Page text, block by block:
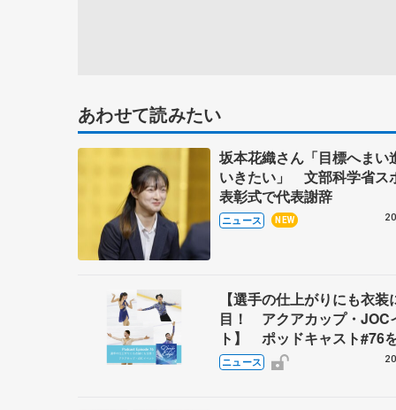
あわせて読みたい
坂本花織さん「目標へまい
いきたい」 文部科学省ス
表彰式で代表謝辞
ニュース NEW
【選手の仕上がりにも衣装
目！ アクアカップ・JOC
ト】 ポッドキャスト#76
ニュース